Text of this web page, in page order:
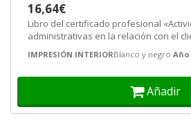
16,64€
Libro del certificado profesional
administrativas en la relación con el
IMPRESIÓN INTERIORBlanco y negro
Añadir